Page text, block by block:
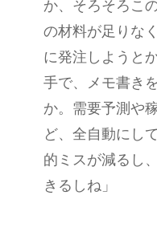
か、そろそろこ
の材料が足りな
に発注しようと
手で、メモ書き
か。需要予測や
ど、全自動にし
的ミスが減るし
きるしね」